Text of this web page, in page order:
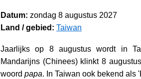
Datum: zondag 8 augustus 2027
Land / gebied: Taiwan
Jaarlijks op 8 augustus wordt in
Mandarijns (Chinees) klinkt 8
woord papa. In Taiwan ook bekend als